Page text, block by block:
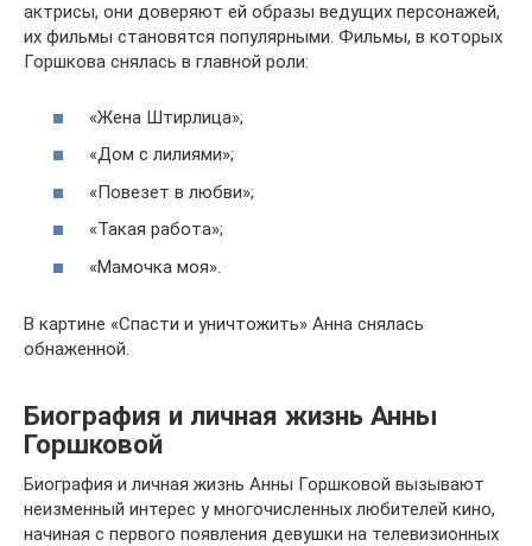
актрисы, они доверяют ей образы ведущих персонажей,
их фильмы становятся популярными. Фильмы, в которых
Горшкова снялась в главной роли:
«Жена Штирлица»;
«Дом с лилиями»;
«Повезет в любви»;
«Такая работа»;
«Мамочка моя».
В картине «Спасти и уничтожить» Анна снялась
обнаженной.
Биография и личная жизнь Анны
Горшковой
Биография и личная жизнь Анны Горшковой вызывают
неизменный интерес у многочисленных любителей кино,
начиная с первого появления девушки на телевизионных